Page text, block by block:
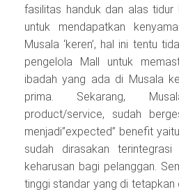
fasilitas handuk dan alas
untuk mendapatkan
Musala ‘keren’, hal ini tentu
pengelola Mall untuk
ibadah yang ada di Musala
prima. Sekarang,
product/service, sudah
menjadi”expected” benefit
sudah dirasakan
keharusan bagi pelanggan.
tinggi standar yang di tetapkan